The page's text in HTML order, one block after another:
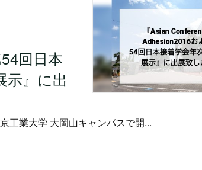
回日本
示』に出
工業大学 大岡山キャンパスで開...